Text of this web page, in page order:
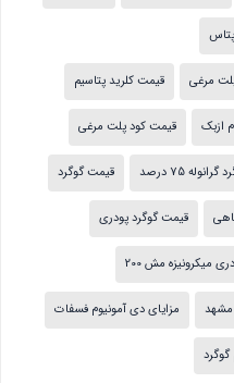
مرغی قیمت کلرید پتاسیم
ازبک قیمت کود پلت مرغی
75 درصد قیمت گوگرد
قیمت گوگرد پودری
میکرونیزه مش 200
مشهد مزایای دی آمونیوم فسفات
گوگرد